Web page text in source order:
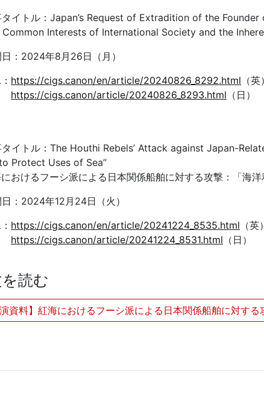
イトル：Japan’s Request of Extradition of the
Interests of International Society and the
：2024年8月26日（月）
https://cigs.canon/en/article/20240826_8292.html （英）
https://cigs.canon/article/20240826_8293.html （日）
イトル： The Houthi Rebels’ Attack against Japan-
Protect Uses of Sea”
おけるフーシ派による日本関係船舶に対する攻撃：「海洋
： 2024年12 月 24日（火）
： https://cigs.canon/en/article/20241224_8535.html （英）
https://cigs.canon/article/20241224_8531.html （日）
読む
資料】紅海におけるフーシ派による日本関係船舶に対す